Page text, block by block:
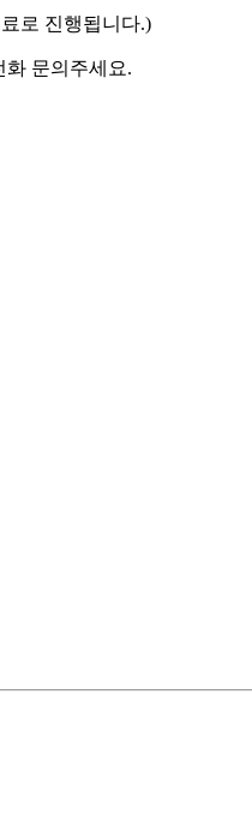
로 진행됩니다.)
화 문의주세요.